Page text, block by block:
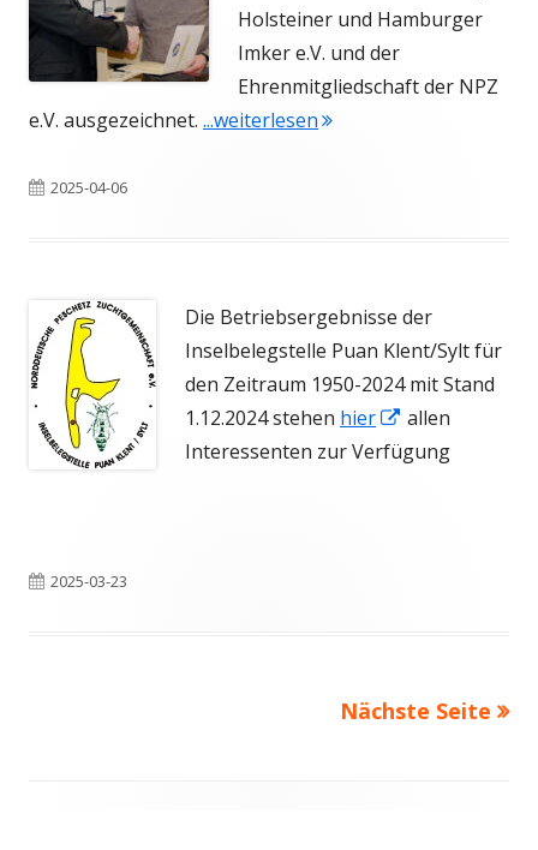
Holsteiner und Hamburger
Imker e.V. und der
Ehrenmitgliedschaft der NPZ
e.V. ausgezeichnet. ...weiterlesen"Ehrungen von Dieter
Veröffentlicht
2025-04-06
Die Betriebsergebnisse der
Inselbelegstelle Puan Klent/Sylt für
den Zeitraum 1950-2024 mit Stand
1.12.2024 stehen hier
In
neuem
allen
Interessenten zur Verfügung
Veröffentlicht
2025-03-23
Nächste Seite